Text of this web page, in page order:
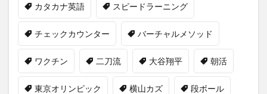
カタカナ英語 スピードラーニング
チェックカウンター バーチャルメソッド
ワクチン 二刀流 大谷翔平 朝活
東京オリンピック 横山カズ 段ボール